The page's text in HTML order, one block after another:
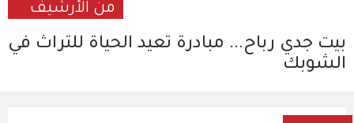
من الأرشيف
بيت جدي رباح... مبادرة تعيد الحياة للتراث في
الشوبك